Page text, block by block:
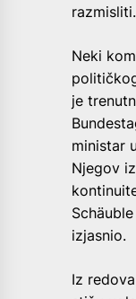
razmisliti.
Neki
je
ministar
Njegov
izjasnio.
Iz